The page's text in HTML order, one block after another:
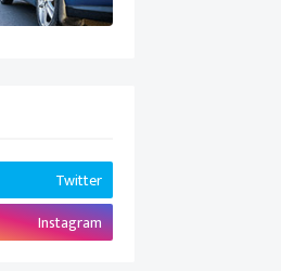
Twitter
Instagram